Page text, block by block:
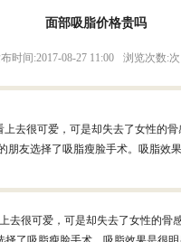
面部吸脂价格贵吗
时间:2017-08-27 11:00 浏览次数:次
去很可爱，可是却失去了女性的
朋友选择了吸脂瘦脸手术。吸脂效
很可爱，可是却失去了女性的骨